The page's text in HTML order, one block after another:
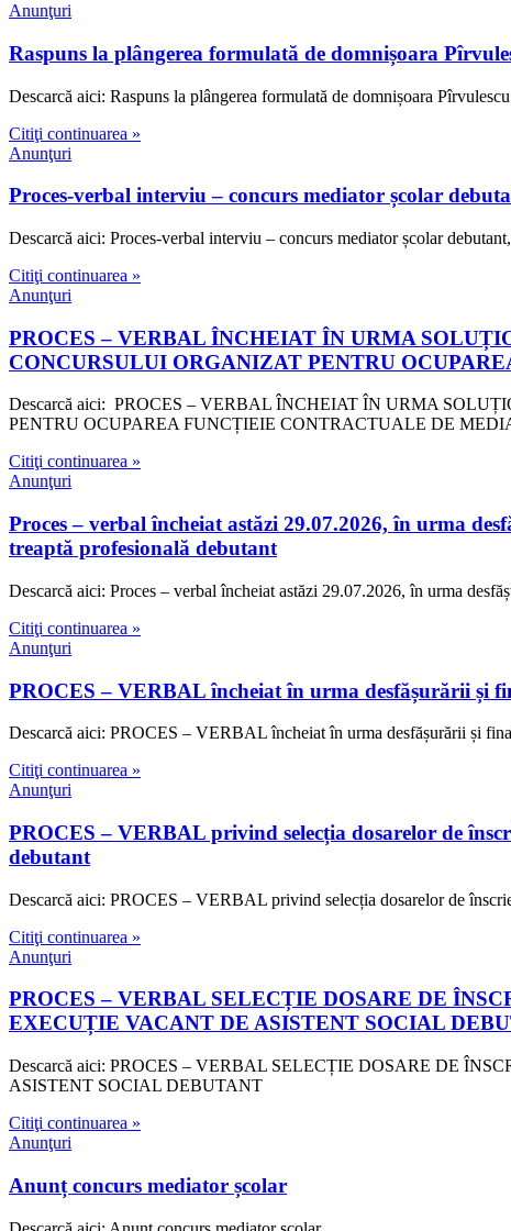
Anunţuri
Raspuns la plângerea formulată de domnișoara
Descarcă aici: Raspuns la plângerea formulată de domnișoara
Citiţi continuarea »
Anunţuri
Proces-verbal interviu – concurs mediator școlar
Descarcă aici: Proces-verbal interviu – concurs mediator școlar
Citiţi continuarea »
Anunţuri
PROCES – VERBAL ÎNCHEIAT ÎN URMA
CONCURSULUI ORGANIZAT PENTRU
Descarcă aici: PROCES – VERBAL ÎNCHEIAT ÎN URMA
PENTRU OCUPAREA FUNCȚIEIE CONTRACTUALE DE
Citiţi continuarea »
Anunţuri
Proces – verbal încheiat astăzi 29.07.2026, în urma
treaptă profesională debutant
Descarcă aici: Proces – verbal încheiat astăzi 29.07.2026, în urma
Citiţi continuarea »
Anunţuri
PROCES – VERBAL încheiat în urma desfășurării și
Descarcă aici: PROCES – VERBAL încheiat în urma desfășurării și
Citiţi continuarea »
Anunţuri
PROCES – VERBAL privind selecția dosarelor de
debutant
Descarcă aici: PROCES – VERBAL privind selecția dosarelor de
Citiţi continuarea »
Anunţuri
PROCES – VERBAL SELECȚIE DOSARE DE
EXECUȚIE VACANT DE ASISTENT SOCIAL
Descarcă aici: PROCES – VERBAL SELECȚIE DOSARE DE
ASISTENT SOCIAL DEBUTANT
Citiţi continuarea »
Anunţuri
Anunț concurs mediator școlar